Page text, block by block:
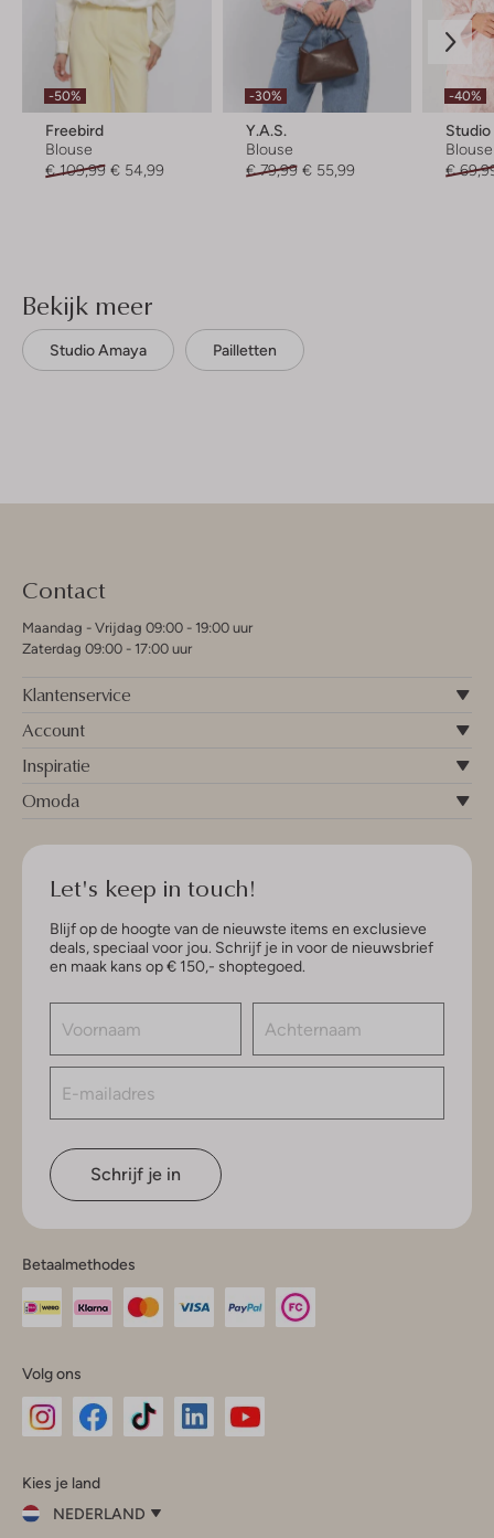
-50%
Freebird
Blouse
€ 109,99 € 54,99
-30%
Y.a.s.
Blouse
€ 79,99 € 55,99
-40%
Blouse
€
Bekijk meer
Studio Amaya Pailletten
Contact
Maandag - Vrijdag 09:00 - 19:00 uur
Zaterdag 09:00 - 17:00 uur
Klantenservice
Account
Inspiratie
Omoda
Let's keep in touch!
Blijf op de hoogte van de nieuwste items en exclusieve
deals, speciaal voor jou. Schrijf je in voor de nieuwsbrief
en maak kans op € 150,- shoptegoed.
Schrijf je in
Betaalmethodes
Volg ons
InstagramFacebook
Kies je land
NEDERLAND